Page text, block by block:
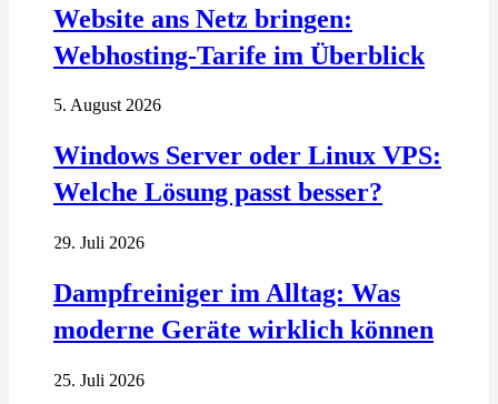
Website ans Netz bringen:
Webhosting-Tarife im Überblick
5. August 2026
Windows Server oder Linux VPS:
Welche Lösung passt besser?
29. Juli 2026
Dampfreiniger im Alltag: Was
moderne Geräte wirklich können
25. Juli 2026